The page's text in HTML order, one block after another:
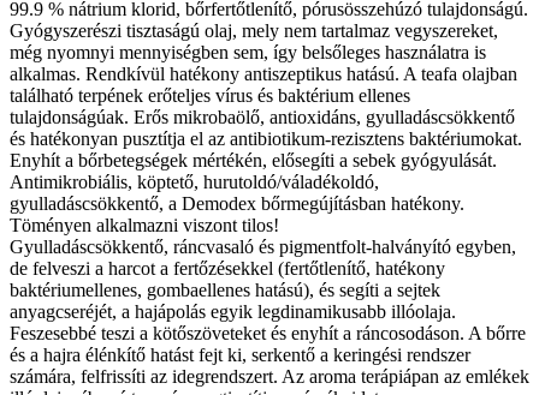
99.9 % nátrium klorid, bőrfertőtlenítő, pórusösszehúzó tulajdonságú.
Gyógyszerészi tisztaságú olaj, mely nem tartalmaz vegyszereket,
még nyomnyi mennyiségben sem, így belsőleges használatra is
alkalmas. Rendkívül hatékony antiszeptikus hatású. A teafa olajban
található terpének erőteljes vírus és baktérium ellenes
tulajdonságúak. Erős mikrobaölő, antioxidáns, gyulladáscsökkentő
és hatékonyan pusztítja el az antibiotikum-rezisztens baktériumokat.
Enyhít a bőrbetegségek mértékén, elősegíti a sebek gyógyulását.
Antimikrobiális, köptető, hurutoldó/váladékoldó,
gyulladáscsökkentő, a Demodex bőrmegújításban hatékony.
Töményen alkalmazni viszont tilos!
Gyulladáscsökkentő, ráncvasaló és pigmentfolt-halványító egyben,
de felveszi a harcot a fertőzésekkel (fertőtlenítő, hatékony
baktériumellenes, gombaellenes hatású), és segíti a sejtek
anyagcseréjét, a hajápolás egyik legdinamikusabb illóolaja.
Feszesebbé teszi a kötőszöveteket és enyhít a ráncosodáson. A bőrre
és a hajra élénkítő hatást fejt ki, serkentő a keringési rendszer
számára, felfrissíti az idegrendszert. Az aroma terápiápan az emlékek